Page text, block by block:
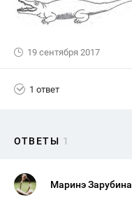
19 сентября 2017
1 ответ
ОТВЕТЫ 1
Маринэ Зарубина